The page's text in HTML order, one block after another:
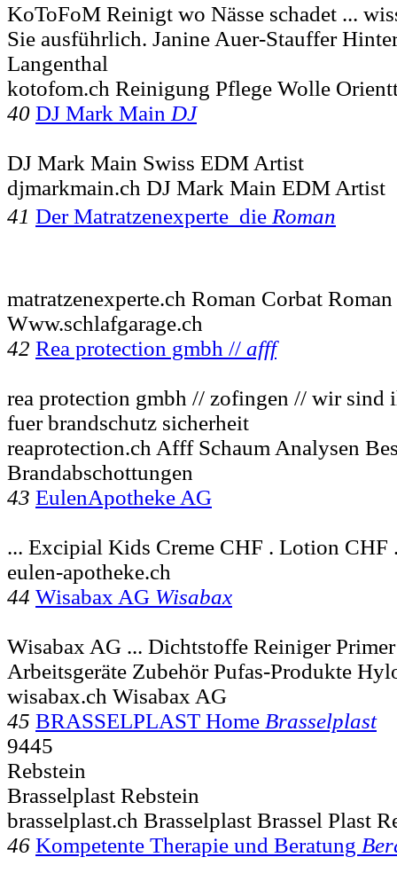
KoToFoM Reinigt wo Nässe schadet ...
Sie ausführlich. Janine Auer-Stauffer
Langenthal
kotofom.ch Reinigung Pflege Wolle
40 DJ Mark Main DJ
DJ Mark Main Swiss EDM Artist
djmarkmain.ch DJ Mark Main EDM Artist
41 Der Matratzenexperte  die Roman
matratzenexperte.ch Roman Corbat
Www.schlafgarage.ch
42 Rea protection gmbh // afff
rea protection gmbh // zofingen // wir sind
fuer brandschutz sicherheit
reaprotection.ch Afff Schaum Analysen
Brandabschottungen
43 EulenApotheke AG
... Excipial Kids Creme CHF . Lotion CHF
eulen-apotheke.ch
44 Wisabax AG Wisabax
Wisabax AG ... Dichtstoffe Reiniger
Arbeitsgeräte Zubehör Pufas-Produkte
wisabax.ch Wisabax AG
45 BRASSELPLAST Home Brasselplast
9445
Rebstein
Brasselplast Rebstein
brasselplast.ch Brasselplast Brassel Plast
46 Kompetente Therapie und Beratung